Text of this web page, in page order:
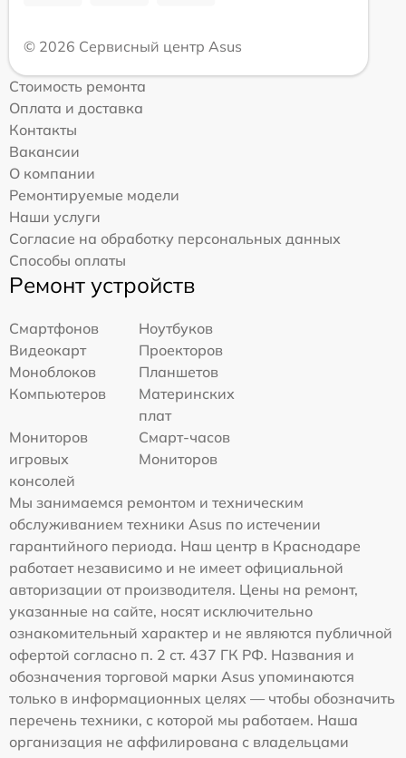
© 2026 Сервисный центр Asus
Стоимость ремонта
Оплата и доставка
Контакты
Вакансии
О компании
Ремонтируемые модели
Наши услуги
Согласие на обработку персональных данных
Способы оплаты
Ремонт устройств
Смартфонов
Ноутбуков
Видеокарт
Проекторов
Моноблоков
Планшетов
Компьютеров
Материнских
плат
Мониторов
Смарт-часов
игровых
консолей
Мониторов
Мы занимаемся ремонтом и техническим
обслуживанием техники Asus по истечении
гарантийного периода. Наш центр в Краснодаре
работает независимо и не имеет официальной
авторизации от производителя. Цены на ремонт,
указанные на сайте, носят исключительно
ознакомительный характер и не являются публичной
офертой согласно п. 2 ст. 437 ГК РФ. Названия и
обозначения торговой марки Asus упоминаются
только в информационных целях — чтобы обозначить
перечень техники, с которой мы работаем. Наша
организация не аффилирована с владельцами